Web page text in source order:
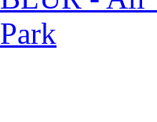
Park